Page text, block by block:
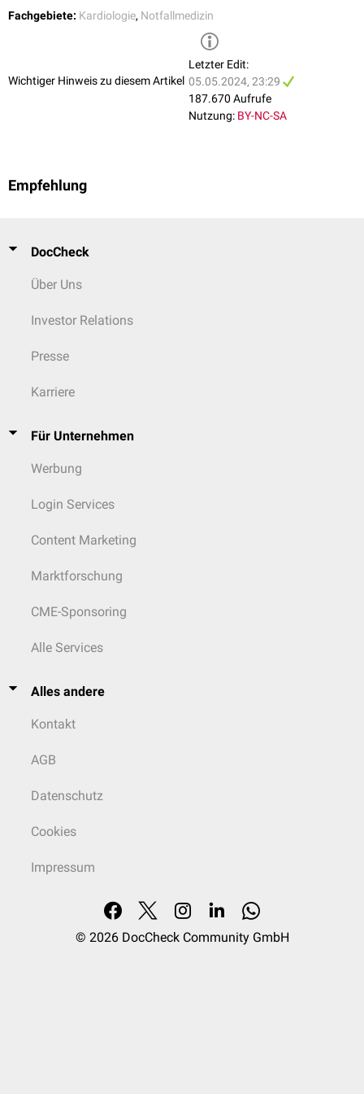
Fachgebiete: Kardiologie, Notfallmedizin
Wichtiger Hinweis zu diesem Artikel
Letzter Edit:
05.05.2024, 23:29
187.670 Aufrufe
Nutzung: BY-NC-SA
Empfehlung
DocCheck
Über Uns
Investor Relations
Presse
Karriere
Für Unternehmen
Werbung
Login Services
Content Marketing
Marktforschung
CME-Sponsoring
Alle Services
Alles andere
Kontakt
AGB
Datenschutz
Cookies
Impressum
© 2026 DocCheck Community GmbH